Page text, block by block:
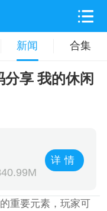
新闻 合集
享 我的休闲
详情
重要元素，玩家可